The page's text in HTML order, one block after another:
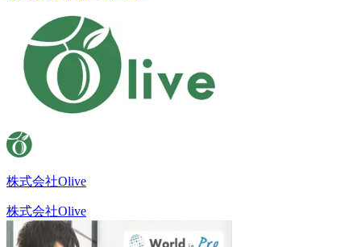
株式会社Olive
株式会社Olive